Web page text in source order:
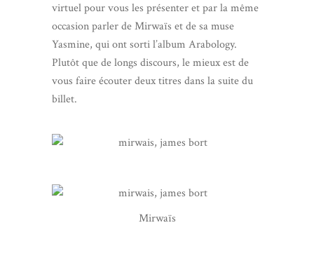
virtuel pour vous les présenter et par la même
occasion parler de Mirwaïs et de sa muse
Yasmine, qui ont sorti l’album Arabology.
Plutôt que de longs discours, le mieux est de
vous faire écouter deux titres dans la suite du
billet.
Mirwaïs